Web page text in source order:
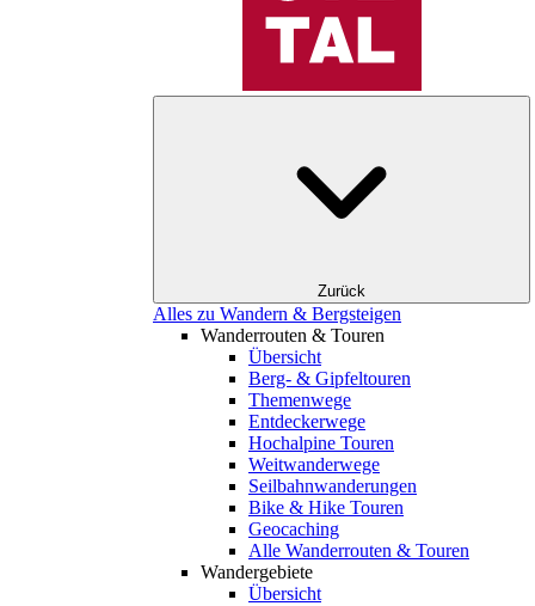
Zurück
Alles zu Wandern & Bergsteigen
Wanderrouten & Touren
Übersicht
Berg- & Gipfeltouren
Themenwege
Entdeckerwege
Hochalpine Touren
Weitwanderwege
Seilbahnwanderungen
Bike & Hike Touren
Geocaching
Alle Wanderrouten & Touren
Wandergebiete
Übersicht